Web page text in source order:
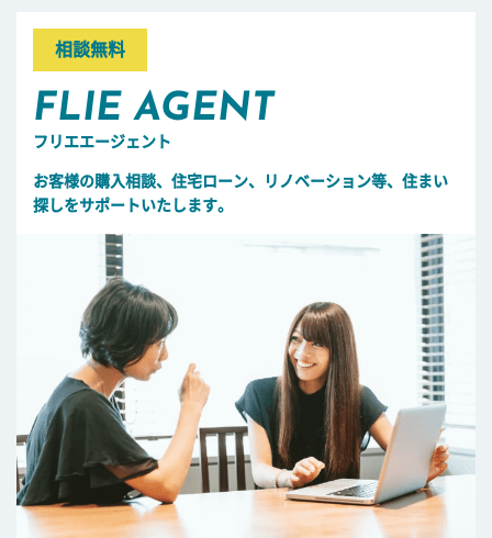
相談無料
FLIE AGENT
フリエエージェント
お客様の購入相談、住宅ローン、リノベーション等、住まい
探しをサポートいたします。